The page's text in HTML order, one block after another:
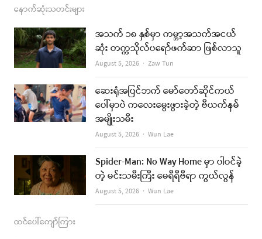
c
e
b
o
o
k
s
t
a
g
r
a
m
s
t
u
b
e
i
l
နောက်ဆုံးသတင်းများ
အသက် ၁၈ နှစ်မှာ ကမ္ဘာ့အသက်အငယ်
ဆုံး တက္ကသိုလ်ပရော်ဖက်ဆာ ဖြစ်လာသူ
August 5, 2026 Author
Zaw Tun
ဆေးရုံအပြင်ဘက် မော်တော်ဆိုင်ကယ်
ပေါ်မှာပဲ ကလေးမွေးဖွားခဲ့တဲ့ ဗီယက်နမ်
အမျိုးသမီး
August 5, 2026 Author
Wun Lae
Spider-Man: No Way Home မှာ ပါဝင်ခဲ့
တဲ့ မင်းသမီးကြီး မေရီရီဗီရာ ကွယ်လွန်
August 5, 2026 Author
Wun Lae
ထင်ပေါ်ကျော်ကြား